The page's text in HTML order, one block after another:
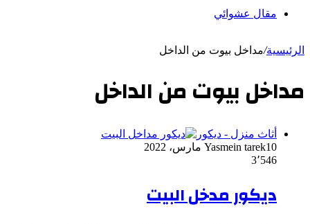
مقال عشوائي
الرئيسية/مداخل بيوت من الداخل
مداخل بيوت من الداخل
أثاث منزل - ديكور
Yasmein tarek10 مارس، 2022
3٬546
ديكور مدخل البيت